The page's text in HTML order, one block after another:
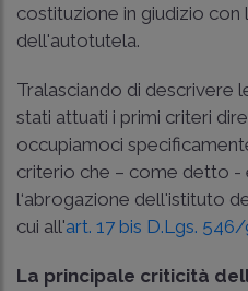
costituzione in giudizio con
dell'autotutela.
Tralasciando di descrivere
stati attuati i primi criteri
occupiamoci
criterio che – come detto
l‘abrogazione dell'istituto
cui all'art. 17 bis D.Lgs. 546/
La principale criticità